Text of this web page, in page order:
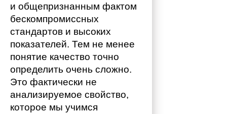
и общепризнанным фактом
бескомпромиссных
стандартов и высоких
показателей. Тем не менее
понятие качество точно
определить очень сложно.
Это фактически не
анализируемое свойство,
которое мы учимся